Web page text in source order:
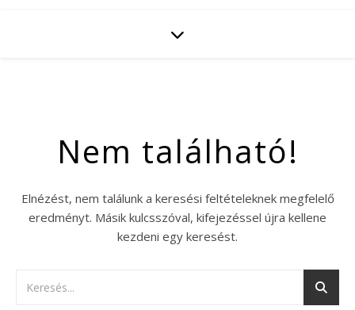
Nem található!
Elnézést, nem találunk a keresési feltételeknek megfelelő
eredményt. Másik kulcsszóval, kifejezéssel újra kellene
kezdeni egy keresést.